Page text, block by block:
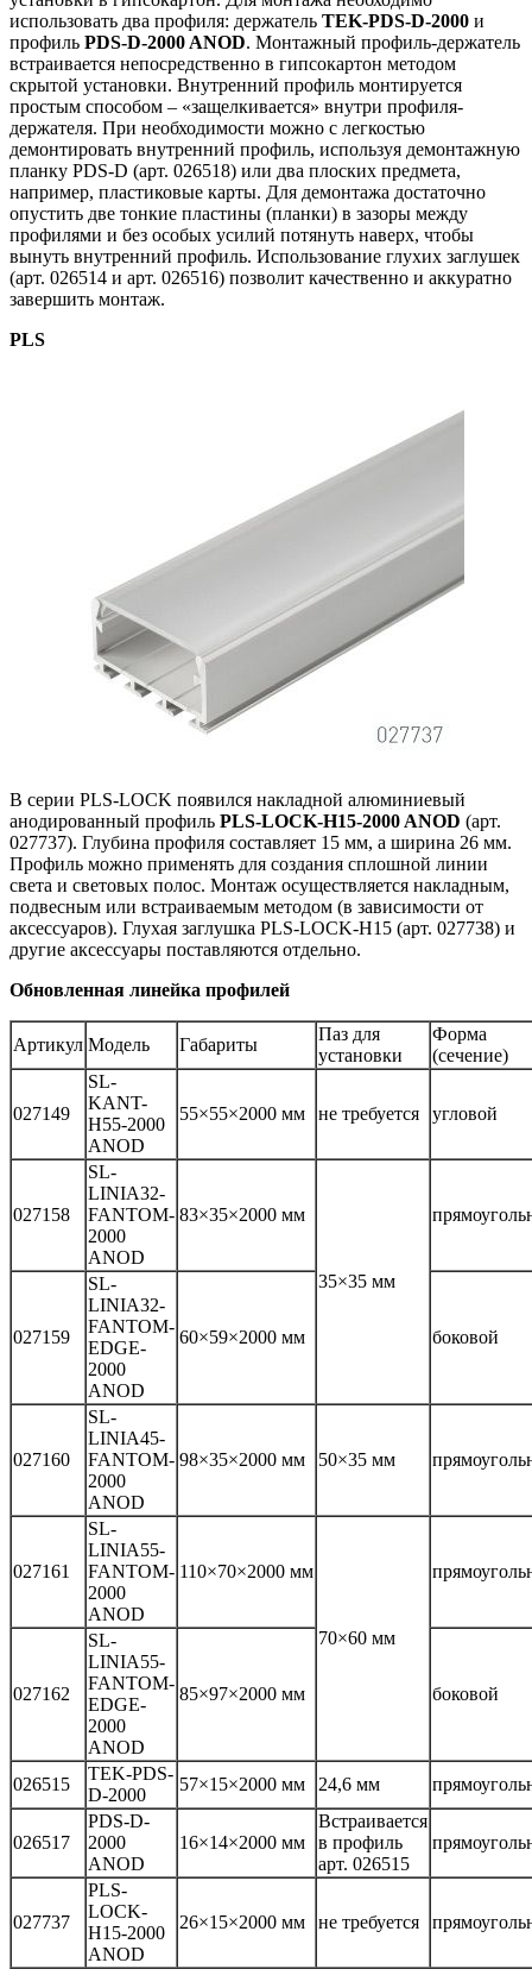
использовать два профиля: держатель TEK-PDS-D-2000 и
профиль PDS-D-2000 ANOD. Монтажный профиль-держатель
встраивается непосредственно в гипсокартон методом
скрытой установки. Внутренний профиль монтируется
простым способом – «защелкивается» внутри профиля-
держателя. При необходимости можно с легкостью
демонтировать внутренний профиль, используя демонтажную
планку PDS-D (арт. 026518) или два плоских предмета,
например, пластиковые карты. Для демонтажа достаточно
опустить две тонкие пластины (планки) в зазоры между
профилями и без особых усилий потянуть наверх, чтобы
вынуть внутренний профиль. Использование глухих заглушек
(арт. 026514 и арт. 026516) позволит качественно и аккуратно
завершить монтаж.
PLS
В серии PLS-LOCK появился накладной алюминиевый
анодированный профиль PLS-LOCK-H15-2000 ANOD (арт.
027737). Глубина профиля составляет 15 мм, а ширина 26 мм.
Профиль можно применять для создания сплошной линии
света и световых полос. Монтаж осуществляется накладным,
подвесным или встраиваемым методом (в зависимости от
аксессуаров). Глухая заглушка PLS-LOCK-H15 (арт. 027738) и
другие аксессуары поставляются отдельно.
Обновленная линейка профилей
Артикул Модель Габариты
Паз для
установки
Форма
(сечение)
027149
SL-
KANT-
H55-2000
ANOD
55×55×2000 мм не требуется угловой
027158
SL-
LINIA32-
FANTOM-
2000
ANOD
83×35×2000 мм
35×35 мм
027159
SL-
LINIA32-
FANTOM-
EDGE-
2000
ANOD
60×59×2000 мм боковой
027160
SL-
LINIA45-
FANTOM-
2000
ANOD
98×35×2000 мм 50×35 мм
027161
SL-
LINIA55-
FANTOM-
2000
ANOD
110×70×2000 мм
70×60 мм
027162
SL-
LINIA55-
FANTOM-
EDGE-
2000
ANOD
85×97×2000 мм боковой
026515
TEK-PDS-
D-2000
57×15×2000 мм 24,6 мм
026517
PDS-D-
2000
ANOD
16×14×2000 мм
Встраивается
в профиль
арт. 026515
027737
PLS-
LOCK-
H15-2000
ANOD
26×15×2000 мм не требуется